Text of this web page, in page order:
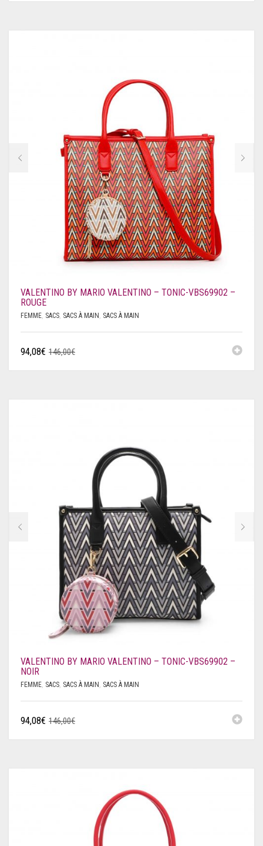
VALENTINO BY MARIO VALENTINO – TONIC-VBS69902 –
ROUGE
FEMME SACS SACS À MAIN SACS À MAIN
146,00€
94,08€
VALENTINO BY MARIO VALENTINO – TONIC-VBS69902 –
NOIR
FEMME SACS SACS À MAIN SACS À MAIN
146,00€
94,08€